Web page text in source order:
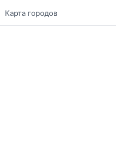
Карта городов